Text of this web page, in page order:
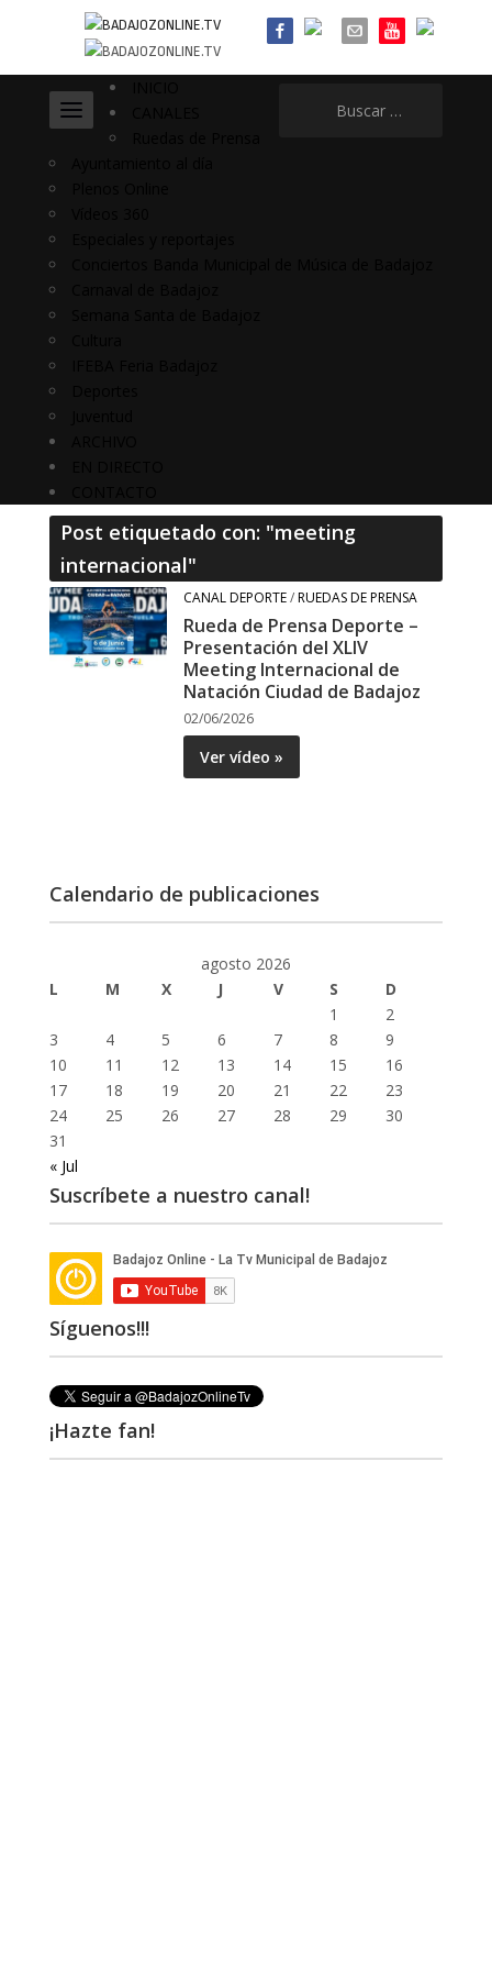
Post etiquetado con: "meeting
internacional"
CANAL DEPORTE/RUEDAS DE PRENSA
Rueda de Prensa Deporte –
Presentación del XLIV
Meeting Internacional de
Natación Ciudad de Badajoz
02/06/2026
Ver vídeo »
Calendario de publicaciones
agosto 2026
L
M X J V S
D
1
2
3
4 5 6 7 8
9
10
11 12 13 14 15
16
17
18 19 20 21 22
23
24
25 26 27 28 29
30
31
« Jul
Suscríbete a nuestro canal!
Síguenos!!!
¡Hazte fan!